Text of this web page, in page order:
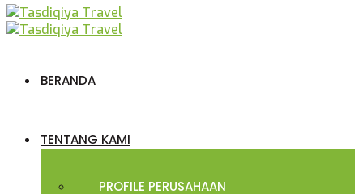
BERANDA
TENTANG KAMI
PROFILE PERUSAHAAN